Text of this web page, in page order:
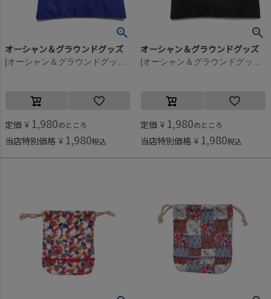
オーシャン＆グラウンドグッズ
定価 ¥ 1,980のところ
当店特別価格 ¥ 1,980税込
オーシャン＆グラウンドグッズ
定価 ¥ 1,980のところ
当店特別価格 ¥ 1,980税込